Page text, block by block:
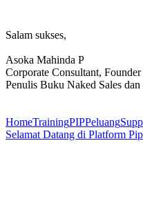
Salam sukses,
Asoka Mahinda P
Corporate Consultant,
Penulis Buku Naked Sales
HomeTrainingPIPPeluang
Selamat Datang di Platform